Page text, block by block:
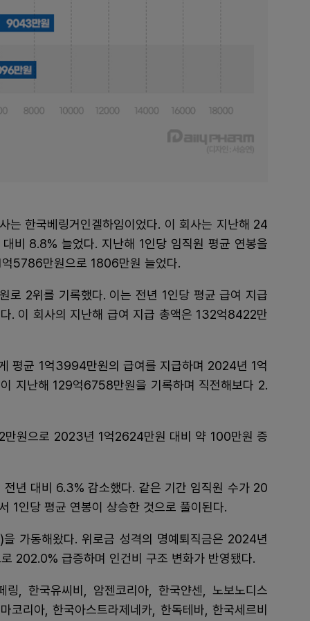
는 한국베링거인겔하임이었다. 이 회사는 지난해 24
비 8.8% 늘었다. 지난해 1인당 임직원 평균 연봉을
5786만원으로 1806만원 늘었다.
로 2위를 기록했다. 이는 전년 1인당 평균 급여 지급
. 이 회사의 지난해 급여 지급 총액은 132억8422만
평균 1억3994만원의 급여를 지급하며 2024년 1억
지난해 129억6758만원을 기록하며 직전해보다 2.
만원으로 2023년 1억2624만원 대비 약 100만원 증
년 대비 6.3% 감소했다. 같은 기간 임직원 수가 20
인당 평균 연봉이 상승한 것으로 풀이된다.
가동해왔다. 위로금 성격의 명예퇴직금은 2024년
202.0% 급증하며 인건비 구조 변화가 반영됐다.
링, 한국유씨비, 암젠코리아, 한국얀센, 노보노디스
리아, 한국아스트라제네카, 한독테바, 한국세르비